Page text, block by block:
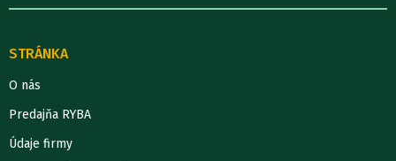
STRÁNKA
O nás
Predajňa RYBA
Údaje firmy